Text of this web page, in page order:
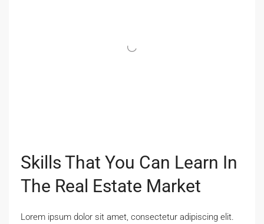
Skills That You Can Learn In
The Real Estate Market
Lorem ipsum dolor sit amet, consectetur adipiscing elit.